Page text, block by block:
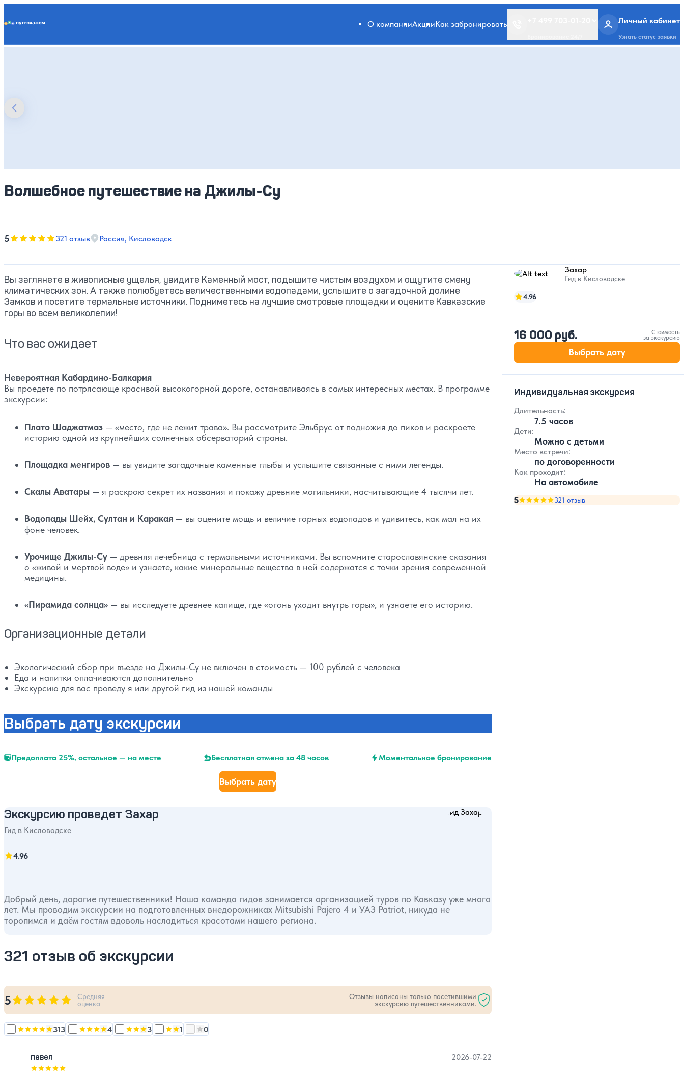
О компанииАкцииКак забронировать Личный кабинет
Узнать статус заявки
Волшебное путешествие на Джилы-Су
5Оценка, количество звезд:5
321 отзыв Россия, Кисловодск
Вы заглянете в живописные ущелья, увидите Каменный мост, подышите чистым воздухом и ощутите смену
климатических зон. А также полюбуетесь величественными водопадами, услышите о загадочной долине
Замков и посетите термальные источники. Подниметесь на лучшие смотровые площадки и оцените Кавказские
горы во всем великолепии!
Захар
Гид в Кисловодске
4.96
16 000 руб. Стоимость
за экскурсию
Выбрать дату
Индивидуальная экскурсия
Длительность:
7.5 часов
Дети:
Можно с детьми
Место встречи:
по договоренности
Как проходит:
На автомобиле
5Оценка, количество звезд:
321 отзыв
Что вас ожидает
Невероятная Кабардино-Балкария
Вы проедете по потрясающе красивой высокогорной дороге, останавливаясь в самых интересных местах. В программе
экскурсии:
Плато Шаджатмаз — «место, где не лежит трава». Вы рассмотрите Эльбрус от подножия до пиков и раскроете
историю одной из крупнейших солнечных обсерваторий страны.
Площадка менгиров — вы увидите загадочные каменные глыбы и услышите связанные с ними легенды.
Скалы Аватары — я раскрою секрет их названия и покажу древние могильники, насчитывающие 4 тысячи лет.
Водопады Шейх, Султан и Каракая — вы оцените мощь и величие горных водопадов и удивитесь, как мал на их
фоне человек.
Урочище Джилы-Су — древняя лечебница с термальными источниками. Вы вспомните старославянские сказания
о «живой и мертвой воде» и узнаете, какие минеральные вещества в ней содержатся с точки зрения современной
медицины.
«Пирамида солнца» — вы исследуете древнее капище, где «огонь уходит внутрь горы», и узнаете его историю.
Организационные детали
Экологический сбор при въезде на Джилы-Су не включен в стоимость — 100 рублей с человека
Еда и напитки оплачиваются дополнительно
Экскурсию для вас проведу я или другой гид из нашей команды
Выбрать дату экскурсии
Предоплата 25%, остальное — на месте Бесплатная отмена за 48 часов Моментальное бронирование
Выбрать дату
Экскурсию проведет Захар
Гид в Кисловодске
4.96
Добрый день, дорогие путешественники! Наша команда гидов занимается организацией туров по Кавказу уже много
лет. Мы проводим экскурсии на подготовленных внедорожниках Mitsubishi Pajero 4 и УАЗ Patriot, никуда не
торопимся и даём гостям вдоволь насладиться красотами нашего региона.
321 отзыв об экскурсии
5Оценка, количество звезд:
Средняя
оценка
Отзывы написаны только посетившими
экскурсию путешественниками.
Оценка, количество звезд:
313 Оценка, количество звезд:4
4 Оценка, количество звезд:
3 Оценка, количество звезд:
1 Оценка, количество звезд:
0
павел
Оценка, количество звезд:
2026-07-22